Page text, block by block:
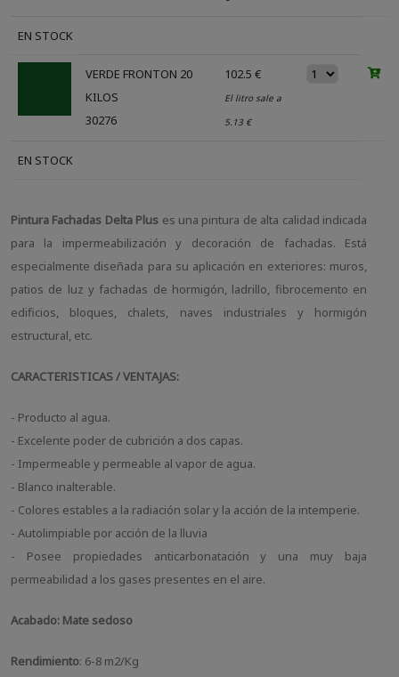
EN STOCK
VERDE FRONTON 20
KILOS
30276
102.5 €
El litro sale a
5.13 €
EN STOCK
Pintura Fachadas Delta Plus es una pintura de alta calidad indicada
para la impermeabilización y decoración de fachadas. Está
especialmente diseñada para su aplicación en exteriores: muros,
patios de luz y fachadas de hormigón, ladrillo, fibrocemento en
edificios, bloques, chalets, naves industriales y hormigón
estructural, etc.
CARACTERISTICAS / VENTAJAS:
- Producto al agua.
- Excelente poder de cubrición a dos capas.
- Impermeable y permeable al vapor de agua.
- Blanco inalterable.
- Colores estables a la radiación solar y la acción de la intemperie.
- Autolimpiable por acción de la lluvia
- Posee propiedades anticarbonatación y una muy baja
permeabilidad a los gases presentes en el aire.
Acabado: Mate sedoso
Rendimiento: 6-8 m2/Kg